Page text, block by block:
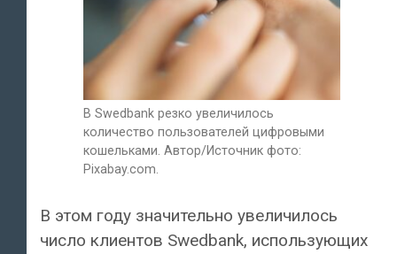
В Swedbank резко увеличилось
количество пользователей цифровыми
кошельками. Автор/Источник фото:
Pixabay.com.
В этом году значительно увеличилось
число клиентов Swedbank, использующих